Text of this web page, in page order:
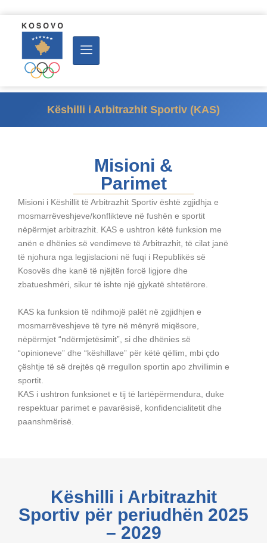
Këshilli i Arbitrazhit Sportiv (KAS)
Misioni &
Parimet
Misioni i Këshillit të Arbitrazhit Sportiv është zgjidhja e
mosmarrëveshjeve/konflikteve në fushën e sportit
nëpërmjet arbitrazhit. KAS e ushtron këtë funksion me
anën e dhënies së vendimeve të Arbitrazhit, të cilat janë
të njohura nga legjislacioni në fuqi i Republikës së
Kosovës dhe kanë të njëjtën forcë ligjore dhe
zbatueshmëri, sikur të ishte një gjykatë shtetërore.
KAS ka funksion të ndihmojë palët në zgjidhjen e
mosmarrëveshjeve të tyre në mënyrë miqësore,
nëpërmjet “ndërmjetësimit”, si dhe dhënies së
“opinioneve” dhe “këshillave” për këtë qëllim, mbi çdo
çështje të së drejtës që rregullon sportin apo zhvillimin e
sportit.
KAS i ushtron funksionet e tij të lartëpërmendura, duke
respektuar parimet e pavarësisë, konfidencialitetit dhe
paanshmërisë.
Këshilli i Arbitrazhit
Sportiv për periudhën 2025
– 2029